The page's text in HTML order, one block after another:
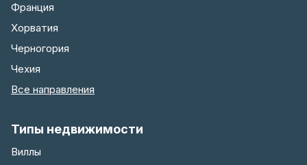
Франция
Хорватия
Черногория
Чехия
Все направления
Типы недвижимости
Виллы